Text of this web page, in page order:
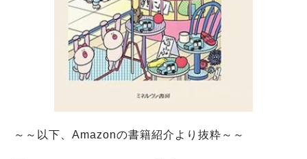
～～以下、Amazonの書籍紹介より抜粋～～